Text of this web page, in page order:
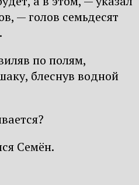
— голов семьдесят
по полям,
блеснув водной
Семён.